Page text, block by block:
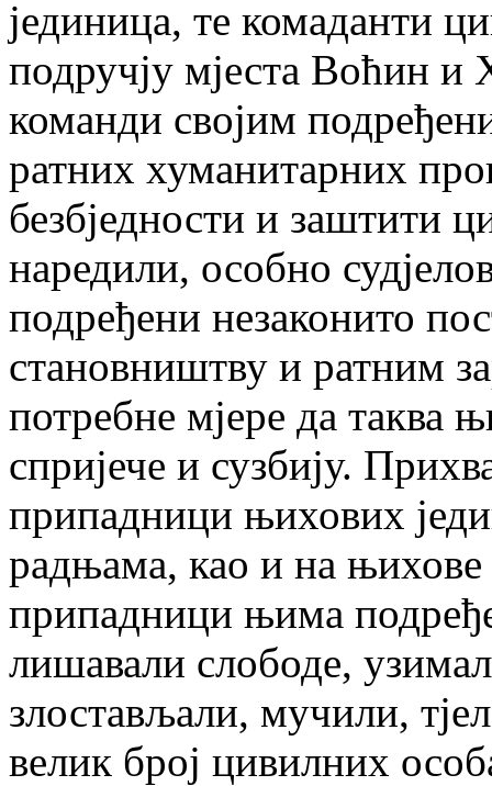
јединица, те комаданти
подручју мјеста Воћин и
команди својим
ратних хуманитарних
безбједности и заштити
наредили, особно
подређени незаконито
становништву и ратним
потребне мјере да таква
спријече и сузбију.
припадници њихових
радњама, као и на њихове
припадници њима
лишавали слободе,
злостављали, мучили,
велик број цивилних